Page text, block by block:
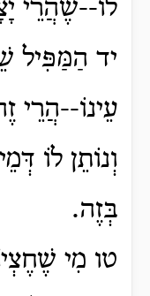
לוֹ--שֶׁהֲרֵי
יד הַמַּפִּיל
עֵינוֹ--הֲרֵי
וְנוֹתֵן לוֹ
בְּזֶה.
טו מִי